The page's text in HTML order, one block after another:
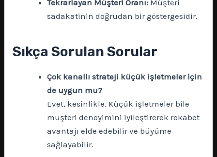
Tekrarlayan Müşteri Oranı: Müşteri
sadakatinin doğrudan bir göstergesidir.
Sıkça Sorulan Sorular
Çok kanallı strateji küçük işletmeler için
de uygun mu?
Evet, kesinlikle. Küçük işletmeler bile
müşteri deneyimini iyileştirerek rekabet
avantajı elde edebilir ve büyüme
sağlayabilir.